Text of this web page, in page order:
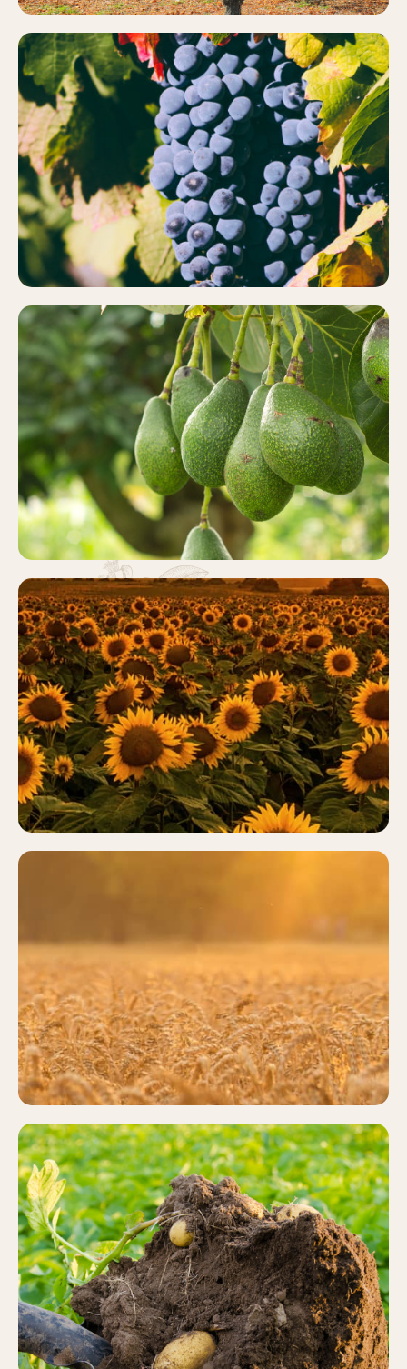
VIÑEDO
Más información
AGUACATE
Más información
GIRASOL
Más información
CEREALES
Más información
PATATA
Más información